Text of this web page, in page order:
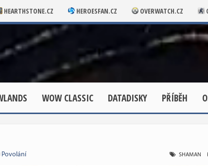
HEARTHSTONE.CZ HEROESFAN.CZ OVERWATCH.CZ
WOW CLASSIC DATADISKY PŘÍBĚH
Povolání SHAMAN